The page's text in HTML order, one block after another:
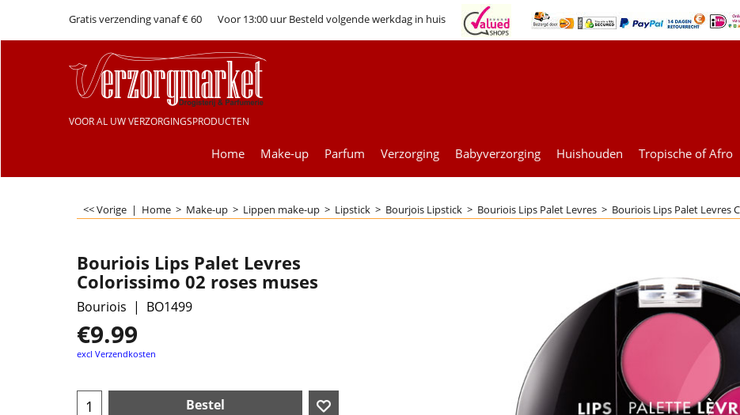
Gratis verzending vanaf € 60 Voor 13:00 uur Besteld volgende werkdag in huis
VOOR AL UW VERZORGINGSPRODUCTEN
Home Make-up Parfum Verzorging Babyverzorging Huishouden Tropische of Afro
<< Vorige | Home > Make-up > Lippen make-up > Lipstick > Bourjois Lipstick > Bouriois Lips Palet Levres > Bouriois Lips Palet Levres
Bouriois Lips Palet Levres
Colorissimo 02 roses muses
Bouriois BO1499
€9.99
excl Verzendkosten
Bestel